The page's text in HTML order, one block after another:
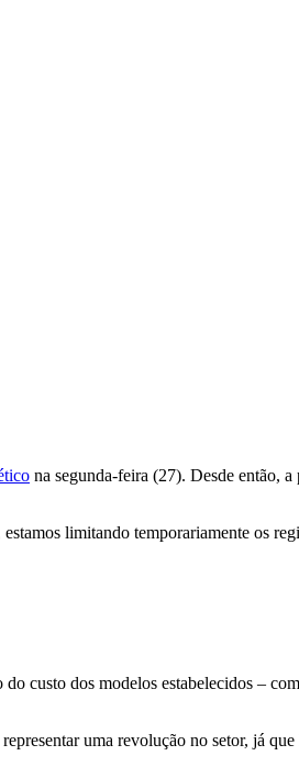
na segunda-feira (27). Desde então,
limitando temporariamente os
custo dos modelos estabelecidos –
uma revolução no setor, já que